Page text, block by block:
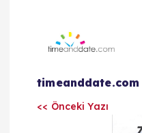
ztimeanddate.com
<< Önceki Yazı